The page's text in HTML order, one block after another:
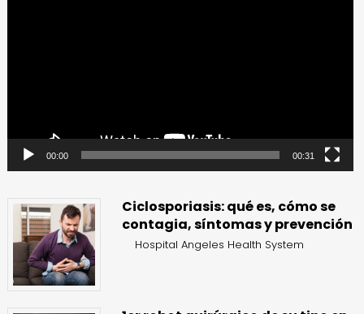
00:00 00:31
Ciclosporiasis: qué es, cómo se
contagia, síntomas y prevención
Hospital Angeles Health System